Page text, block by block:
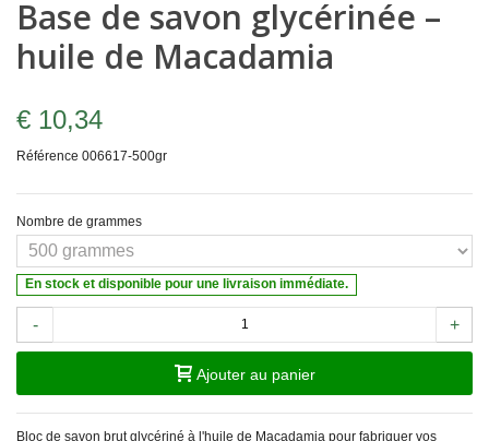
Base de savon glycérinée –
huile de Macadamia
€ 10,34
Référence 006617-500gr
Nombre de grammes
En stock et disponible pour une livraison immédiate.
- +
Ajouter au panier
Bloc de savon brut glycériné à l'huile de Macadamia pour fabriquer vos